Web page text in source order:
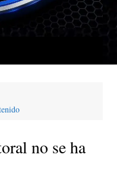
no se ha